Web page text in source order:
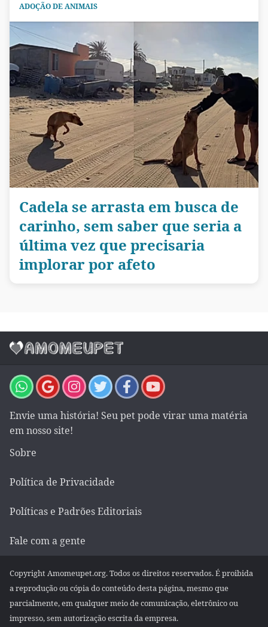
ADOÇÃO DE ANIMAIS
Cadela se arrasta em busca de
carinho, sem saber que seria a
última vez que precisaria
implorar por afeto
Envie uma história! Seu pet pode virar uma matéria
em nosso site!
Sobre
Política de Privacidade
Políticas e Padrões Editoriais
Fale com a gente
Copyright Amomeupet.org. Todos os direitos reservados. É proibida
a reprodução ou cópia do conteúdo desta página, mesmo que
parcialmente, em qualquer meio de comunicação, eletrônico ou
impresso, sem autorização escrita da empresa.